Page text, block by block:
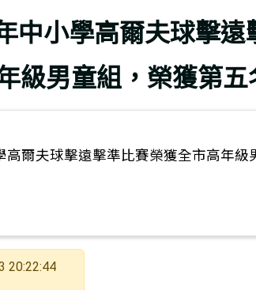
中小學高爾夫球擊遠
級男童組，榮獲第五
高爾夫球擊遠擊準比賽榮獲全市高年級
20:22:44